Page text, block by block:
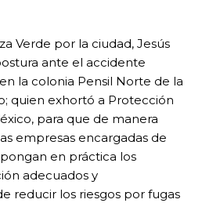
Verde por la ciudad, Jesús
ante el accidente
la colonia Pensil Norte de la
quien exhortó a Protección
para que de manera
empresas encargadas de
en práctica los
adecuados y
reducir los riesgos por fugas